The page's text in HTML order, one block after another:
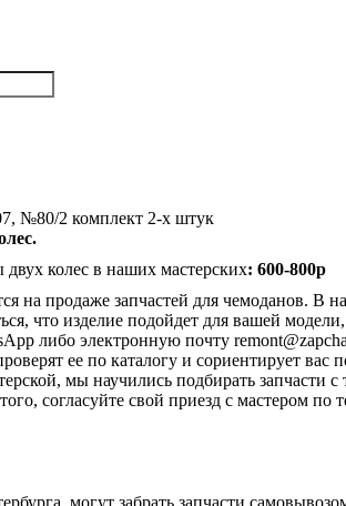
№80/2 комплект 2-х штук
колес в наших мастерских: 600-800р
на продаже запчастей для чемоданов. В
что изделие подойдет для вашей
либо электронную почту
ее по каталогу и сориентирует вас
мы научились подбирать запчасти
согласуйте свой приезд с мастером
могут забрать запчасти